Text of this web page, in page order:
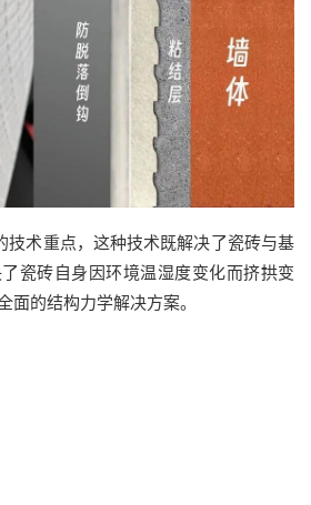
技术重点， 这种技术既解决了瓷砖与基
瓷砖自身因环境温湿度变化而挤拱变
面的结构力学解决方案。